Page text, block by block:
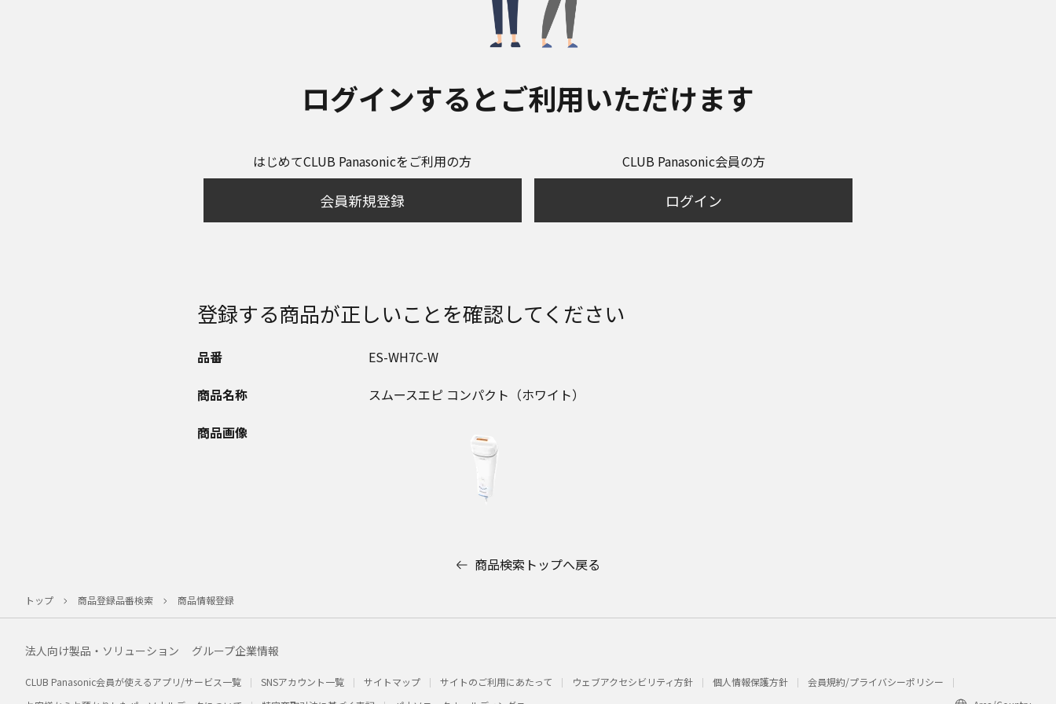
ログインするとご利用いただけます
はじめてCLUB Panasonicをご利用の方
会員新規登録
CLUB Panasonic会員の方
ログイン
登録する商品が正しいことを確認してください
品番
ES-WH7C-W
商品名称
スムースエピ コンパクト（ホワイト）
商品画像
商品検索トップへ戻る
トップ 商品登録品番検索 商品情報登録
法人向け製品・ソリューション グループ企業情報
CLUB Panasonic会員が使えるアプリ/サービス一覧 SNSアカウント一覧 サイトマップ サイトのご利用にあたって ウェブアクセシビリティ方針 個人情報保護方針
会員規約/プライバシーポリシー​